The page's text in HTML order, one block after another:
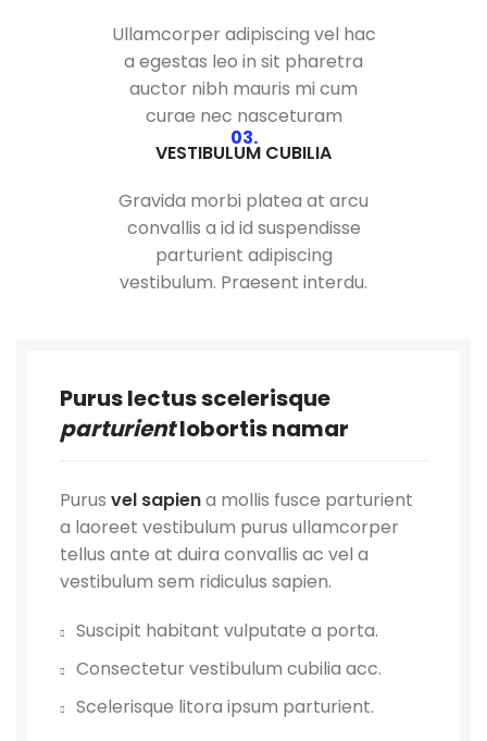
Ullamcorper adipiscing vel hac
a egestas leo in sit pharetra
auctor nibh mauris mi cum
curae nec nasceturam
03.
VESTIBULUM CUBILIA
Gravida morbi platea at arcu
convallis a id id suspendisse
parturient adipiscing
vestibulum. Praesent interdu.
Purus lectus scelerisque
parturientlobortis namar
Purus vel sapiena mollis fusce parturient
a laoreet vestibulum purus ullamcorper
tellus ante at duira convallis ac vel a
vestibulum sem ridiculus sapien.
Suscipit habitant vulputate a porta.
Consectetur vestibulum cubilia acc.
Scelerisque litora ipsum parturient.